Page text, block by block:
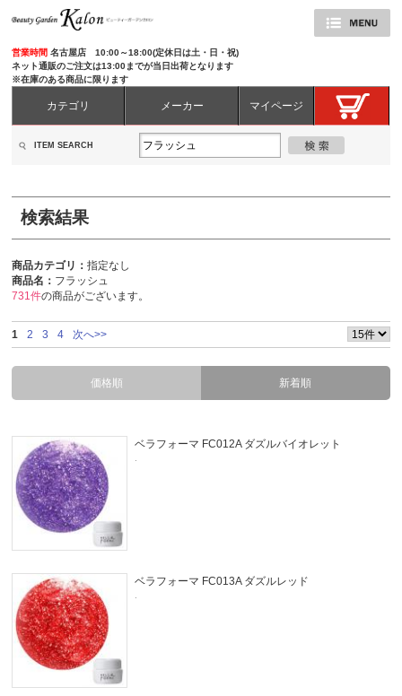
営業時間名古屋店 10:00～18:00(定休日は土・日・祝)
ネット通販のご注文は13:00までが当日出荷となります
※在庫のある商品に限ります
カテゴリ メーカー マイページ
ITEM SEARCH
検索結果
商品カテゴリ：指定なし
商品名： フラッシュ
731件の商品がございます。
1 2 3 4 次へ>>
価格順 新着順
ベラフォーマ FC012A ダズルバイオレット
.
ベラフォーマ FC013A ダズルレッド
.